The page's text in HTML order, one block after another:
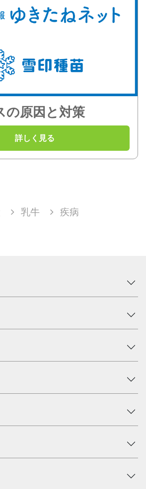
の原因と対策
乳牛 疾病